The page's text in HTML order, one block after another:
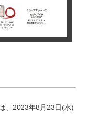
、2023年8月23日(水)